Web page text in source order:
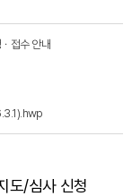
접수 안내
도/심사 신청